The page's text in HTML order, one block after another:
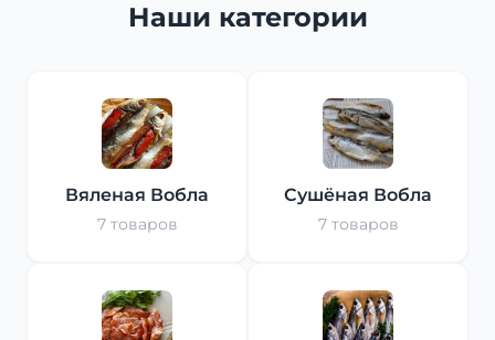
Наши категории
Вяленая Вобла
7 товаров
Сушёная Вобла
7 товаров